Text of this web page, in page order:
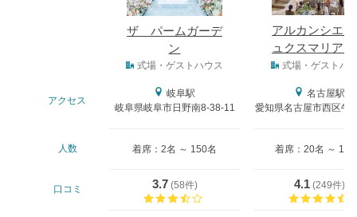
ザ パームガーデ
ン
アルカンシエ
ュクスマリア
ュナゴヤ
式場・ゲストハウス 式場・ゲストハ
アクセス
岐阜駅
岐阜県岐阜市日野南8-38-11
名古屋駅
愛知県名古屋市西区牛
人数 着席：2名 ～ 150名 着席：20名 ～ 120
口コミ 3.7(58件)
4.1 (249件)